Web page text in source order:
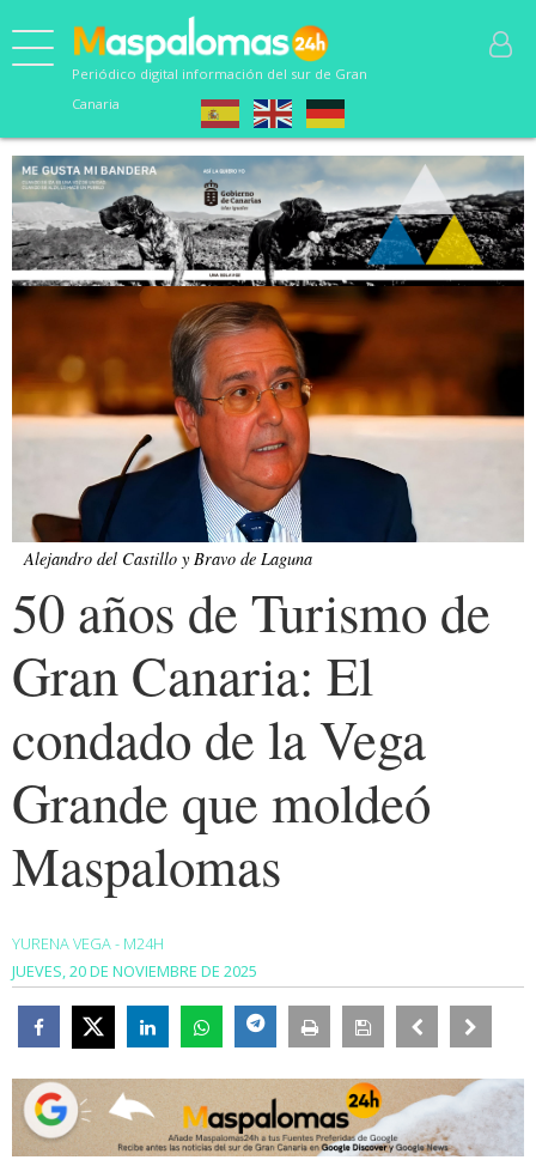
Periódico digital información del sur de Gran
Canaria
Alejandro del Castillo y Bravo de Laguna
50 años de Turismo de
Gran Canaria: El
condado de la Vega
Grande que moldeó
Maspalomas
YURENA VEGA - M24H
JUEVES, 20 DE NOVIEMBRE DE 2025